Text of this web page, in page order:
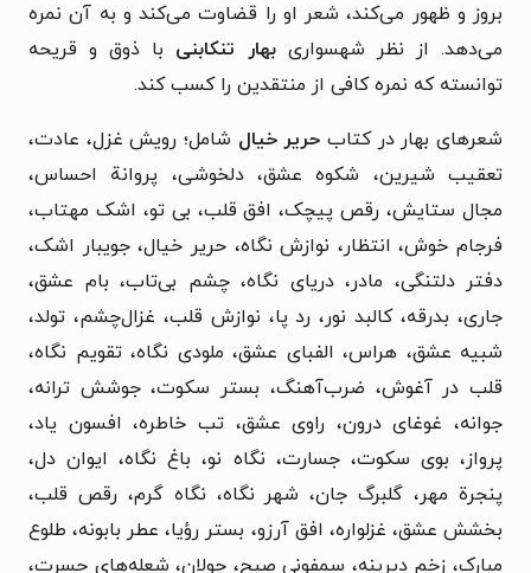
بروز و ظهور می‌کند، شعر او را قضاوت می‌کند و به آن نمره
می‌دهد. از نظر شهسواریبهار تنکابنی با ذوق و قریحه
توانسته که نمره کافی از منتقدین را کسب کند.
شعرهای بهار در کتاب حریر خیال شامل؛ رویش غزل، عادت،
تعقیب شیرین، شکوه عشق، دلخوشی، پروانة احساس،
مجال ستایش، رقص پیچک، افق قلب، بی تو، اشک مهتاب،
فرجام خوش، انتظار، نوازش نگاه، حریر خیال، جویبار اشک،
دفتر دلتنگی، مادر، دریای نگاه، چشم بی‌تاب، بام عشق،
جاری، بدرقه، کالبد نور، رد پا، نوازش قلب، غزال‌چشم، تولد،
شبیه عشق، هراس، الفبای عشق، ملودی نگاه، تقویم نگاه،
قلب در آغوش، ضرب‌آهنگ، بستر سکوت، جوشش ترانه،
جوانه، غوغای درون، راوی عشق، تب خاطره، افسون یاد،
پرواز، بوی سکوت، جسارت، نگاه نو، باغ نگاه، ایوان دل،
پنجرة مهر، گلبرگ جان، شهر نگاه، نگاه گرم، رقص قلب،
بخشش عشق، غزلواره، افق آرزو، بستر رؤیا، عطر بابونه، طلوع
مبارک، زخم دیرینه، سمفونی صبح، جولان، شعله‌های حسرت،